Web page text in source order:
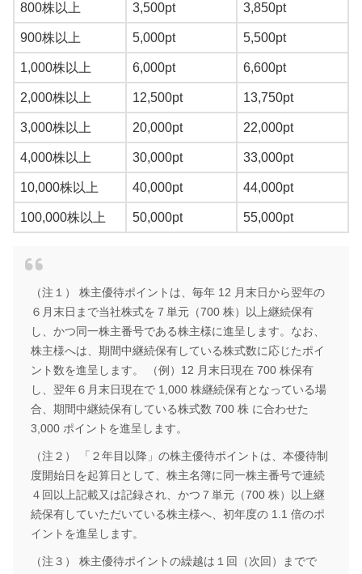
800株以上 3,500pt 3,850pt
900株以上 5,000pt 5,500pt
1,000株以上 6,000pt 6,600pt
2,000株以上 12,500pt 13,750pt
3,000株以上 20,000pt 22,000pt
4,000株以上 30,000pt 33,000pt
10,000株以上 40,000pt 44,000pt
100,000株以上 50,000pt 55,000pt
（注１） 株主優待ポイントは、毎年 12 月末日から翌年の
６月末日まで当社株式を７単元（700 株）以上継続保有
し、かつ同一株主番号である株主様に進呈します。なお、
株主様へは、期間中継続保有している株式数に応じたポイ
ント数を進呈します。 （例）12 月末日現在 700 株保有
し、翌年６月末日現在で 1,000 株継続保有となっている場
合、期間中継続保有している株式数 700 株 に合わせた
3,000 ポイントを進呈します。
（注２） 「２年目以降」の株主優待ポイントは、本優待制
度開始日を起算日として、株主名簿に同一株主番号で連続
４回以上記載又は記録され、かつ７単元（700 株）以上継
続保有していただいている株主様へ、初年度の 1.1 倍のポ
イントを進呈します。
（注３） 株主優待ポイントの繰越は１回（次回）までで